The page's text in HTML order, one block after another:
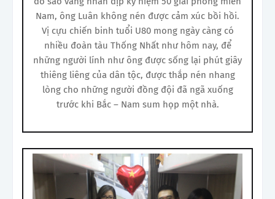
Nam, ông Luân không nén được cảm xúc bồi hồi.
Vị cựu chiến binh tuổi U80 mong ngày càng có
nhiều đoàn tàu Thống Nhất như hôm nay, để
những người lính như ông được sống lại phút giây
thiêng liêng của dân tộc, được thắp nén nhang
lòng cho những người đồng đội đã ngã xuống
trước khi Bắc – Nam sum họp một nhà.